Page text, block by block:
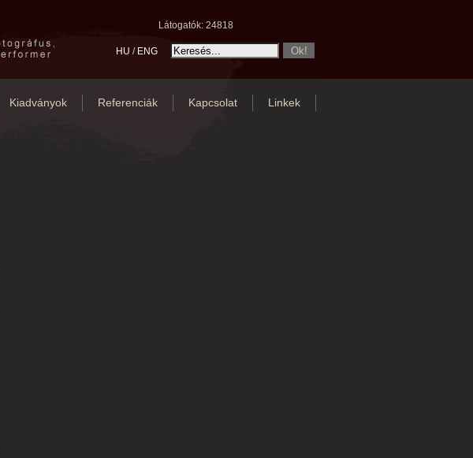
Látogatók: 24818
HU / ENG
Kiadványok Referenciák Kapcsolat Linkek